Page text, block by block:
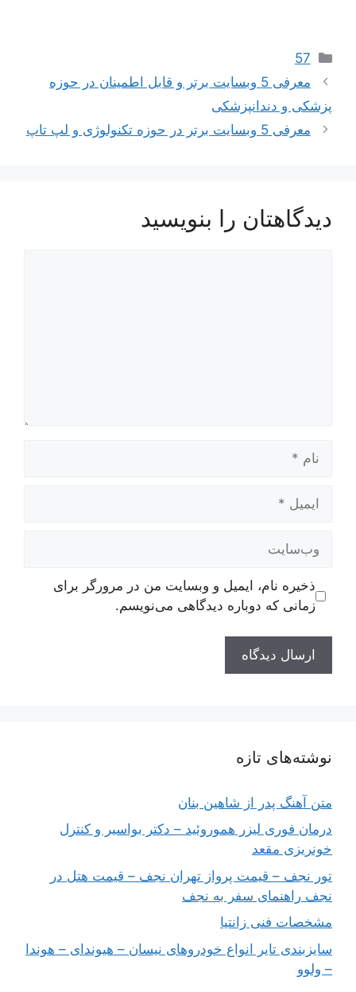
دسته‌ها
57
معرفی 5 وبسایت برتر و قابل اطمینان در حوزه
پزشکی و دندانپزشکی
معرفی 5 وبسایت برتر در حوزه تکنولوژی و لپ تاپ
دیدگاهتان را بنویسید
ایمیل
وب‌سایت
ذخیره نام، ایمیل و وبسایت من در مرورگر برای
زمانی که دوباره دیدگاهی می‌نویسم.
نوشته‌های تازه
متن آهنگ پدر از شاهین بنان
درمان فوری لیزر هموروئید – دکتر بواسیر و کنترل
خونریزی مقعد
تور نجف – قیمت پرواز تهران نجف – قیمت هتل در
نجف راهنمای سفر به نجف
مشخصات فنی زانتیا
سایزبندی تایر انواع خودروهای نیسان – هیوندای – هوندا
– ولوو